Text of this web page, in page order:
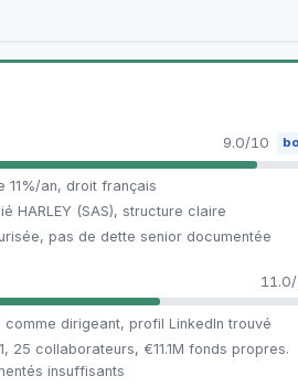
9.0/10
11%/an, droit français
HARLEY (SAS), structure claire
pas de dette senior documentée
dirigeant, profil LinkedIn trouvé
25 collaborateurs, €11.1M fonds propres.
insuffisants